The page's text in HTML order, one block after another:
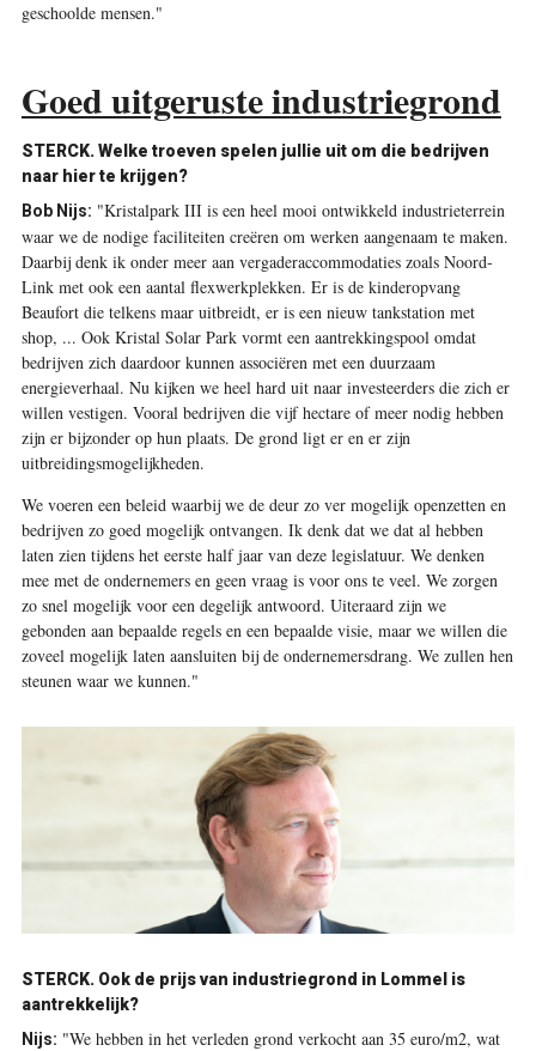
geschoolde mensen."
Goed uitgeruste industriegrond
STERCK. Welke ­troeven spelen jullie uit om die bedrijven
naar hier te krijgen?
Bob Nijs: "Kristalpark III is een heel mooi ontwikkeld industrie­terrein
waar we de nodige faciliteiten creëren om werken aangenaam te maken.
Daarbij denk ik onder meer aan vergaderaccommodaties zoals Noord-
Link met ook een aantal flexwerkplekken. Er is de kinderopvang
Beaufort die telkens maar uitbreidt, er is een nieuw tankstation met
shop, ... Ook Kristal Solar Park vormt een aantrekkingspool omdat
bedrijven zich daardoor kunnen associëren met een duurzaam
energieverhaal. Nu kijken we heel hard uit naar investeerders die zich er
willen vestigen. Vooral bedrijven die vijf hectare of meer nodig hebben
zijn er bijzonder op hun plaats. De grond ligt er en er zijn
uitbreidingsmogelijkheden.
We voeren een beleid waarbij we de deur zo ver mogelijk openzetten en
bedrijven zo goed mogelijk ontvangen. Ik denk dat we dat al hebben
laten zien tijdens het eerste half jaar van deze legislatuur. We denken
mee met de ondernemers en geen vraag is voor ons te veel. We zorgen
zo snel mogelijk voor een degelijk antwoord. Uiteraard zijn we
gebonden aan bepaalde regels en een bepaalde visie, maar we willen die
zoveel mogelijk laten aansluiten bij de ondernemersdrang. We zullen hen
steunen waar we kunnen."
STERCK. Ook de prijs van industriegrond in Lommel is
aantrekkelijk?
Nijs: "We hebben in het verleden grond verkocht aan 35 euro/m2, wat